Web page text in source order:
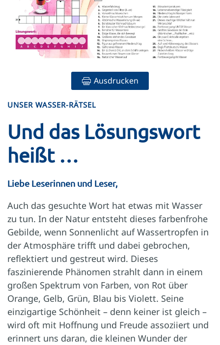
Ausdrucken
UNSER WASSER-RÄTSEL
Und das Lösungswort
heißt …
Liebe Leserinnen und Leser,
Auch das gesuchte Wort hat etwas mit Wasser
zu tun. In der Natur entsteht dieses farbenfrohe
Gebilde, wenn Sonnenlicht auf Wassertropfen in
der Atmosphäre trifft und dabei gebrochen,
reflektiert und gestreut wird. Dieses
faszinierende Phänomen strahlt dann in einem
großen Spektrum von Farben, von Rot über
Orange, Gelb, Grün, Blau bis Violett. Seine
einzigartige Schönheit – denn keiner ist gleich –
wird oft mit Hoffnung und Freude assoziiert und
erinnert uns daran, die kleinen Wunder der